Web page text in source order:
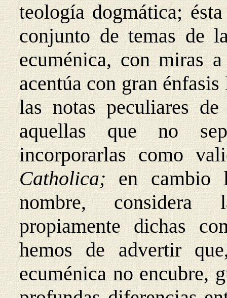
teología dogmática;
conjunto de temas de
ecuménica, con miras
acentúa con gran
las notas peculiares
aquellas que no
incorporarlas como
Catholica;en
nombre, considera
propiamente dichas
hemos de advertir
ecuménica no encubre,